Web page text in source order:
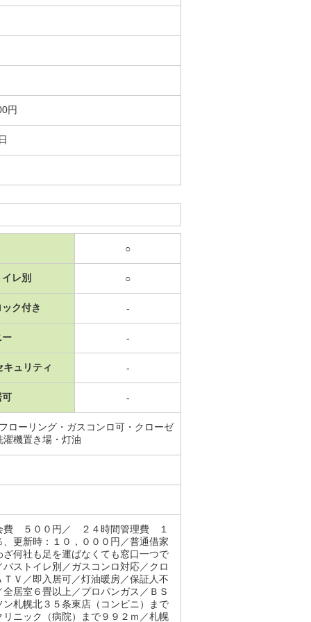
円
○
レ別 ○
ク付き -
ー -
キュリティ -
可 -
ローリング・ガスコンロ可・クローゼ
機置き場・灯油
費 ５００円／ ２４時間管理費 １
更新時：１０，０００円／普通借家
何社も足を運ばなくても窓口一つで
ストイレ別／ガスコンロ対応／クロ
Ｖ／即入居可／灯油暖房／保証人不
居室６畳以上／プロパンガス／ＢＳ
札幌北３５条東店（コンビニ）まで
ニック（病院）まで９９２ｍ／札幌